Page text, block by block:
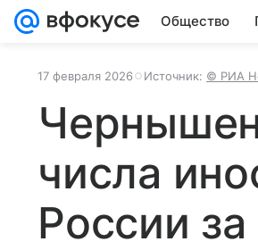
Общество
17 февраля 2026 Источник: © РИА
числа
России за